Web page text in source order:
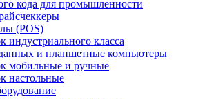
кода для промышленности
(POS)
индустриального класса
и планшетные компьютеры
мобильные и ручные
настольные